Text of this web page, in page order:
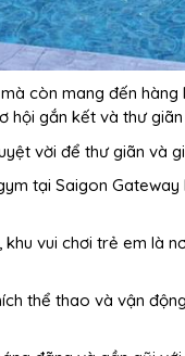
còn mang đến hàng
gắn kết và thư
vời để thư giãn và
tại Saigon
vui chơi trẻ em là
thể thao và vận